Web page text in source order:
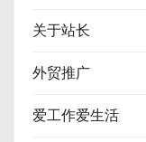
关于站长
外贸推广
爱工作爱生活